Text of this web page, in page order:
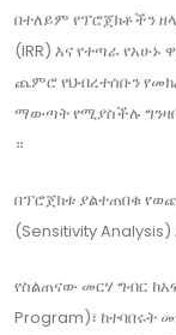
​በተለይም የፕሮጀክቶችን
(IRR) እና የተጣራ
ጨምሮ የህብረተሰቡን
ማውጣት የሚያስችሉ
።
በፕሮጀክቱ ያልተጠበቁ
(Sensitivity
የስልጠናው መርሃ ግብር
Program)፣ ከተባበሩት